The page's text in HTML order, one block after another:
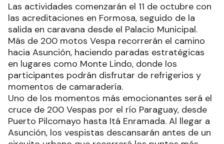
Las actividades comenzarán el 11 de octubre con
las acreditaciones en Formosa, seguido de la
salida en caravana desde el Palacio Municipal.
Más de 200 motos Vespa recorrerán el camino
hacia Asunción, haciendo paradas estratégicas
en lugares como Monte Lindo, donde los
participantes podrán disfrutar de refrigerios y
momentos de camaradería.
Uno de los momentos más emocionantes será el
cruce de 200 Vespas por el río Paraguay, desde
Puerto Pilcomayo hasta Itá Enramada. Al llegar a
Asunción, los vespistas descansarán antes de un